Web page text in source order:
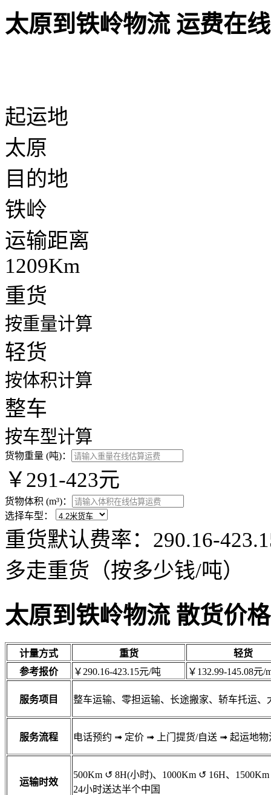
太原到铁岭物流 运费在
起运地
太原
目的地
铁岭
运输距离
1209Km
重货
按重量计算
轻货
按体积计算
整车
按车型计算
货物重量 (吨)：
￥291-423元
货物体积 (m³)：
选择车型：
重货默认费率：290.16-
多走重货（按多少钱/吨）
太原到铁岭物流 散货价格
计量方式 重货
轻货
参考报价
￥290.16-423.15元/吨 ￥132.99-145.08元/
服务项目 整车运输、零担运输、长途搬家、轿车托运
服务流程 电话预约 ➟ 定价 ➟ 上门提货/自送 ➟ 起运地
运输时效
500Km ↺ 8H(小时)、1000Km ↺ 16H、1500Km
24小时送达半个中国